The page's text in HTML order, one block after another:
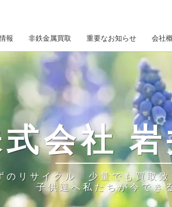
報 非鉄金属買取 重要なお知らせ 会社
会社
のリサイクル 少量でも買取
子供達へ私たちが今でき